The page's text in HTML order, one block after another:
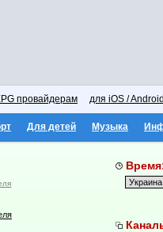
провайдерам для iOS /
Для детей Музыка